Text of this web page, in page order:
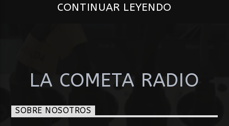
CONTINUAR LEYENDO
LA COMETA RADIO
SOBRE NOSOTROS